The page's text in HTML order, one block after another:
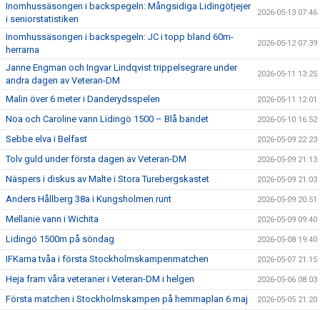
Inomhussäsongen i backspegeln: Mångsidiga Lidingötjejer
i seniorstatistiken
2026-05-13 07:46
Inomhussäsongen i backspegeln: JC i topp bland 60m-
herrarna
2026-05-12 07:39
Janne Engman och Ingvar Lindqvist trippelsegrare under
andra dagen av Veteran-DM
2026-05-11 13:25
Malin över 6 meter i Danderydsspelen 2026-05-11 12:01
Noa och Caroline vann Lidingö 1500 – Blå bandet 2026-05-10 16:52
Sebbe elva i Belfast 2026-05-09 22:23
Tolv guld under första dagen av Veteran-DM 2026-05-09 21:13
Näspers i diskus av Malte i Stora Turebergskastet 2026-05-09 21:03
Anders Hållberg 38a i Kungsholmen runt 2026-05-09 20:51
Mellanie vann i Wichita 2026-05-09 09:40
Lidingö 1500m på söndag 2026-05-08 19:40
IFKarna tvåa i första Stockholmskampenmatchen 2026-05-07 21:15
Heja fram våra veteraner i Veteran-DM i helgen 2026-05-06 08:03
Första matchen i Stockholmskampen på hemmaplan 6 maj 2026-05-05 21:20